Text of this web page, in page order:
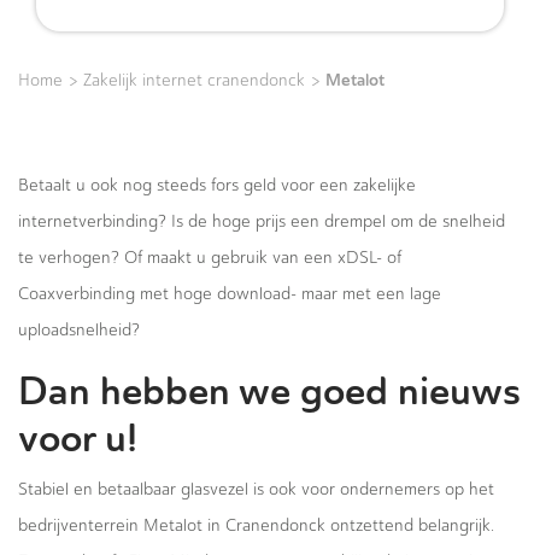
Home > Zakelijk internet cranendonck > Metalot
Betaalt u ook nog steeds fors geld voor een zakelijke
internetverbinding? Is de hoge prijs een drempel om de snelheid
te verhogen? Of maakt u gebruik van een xDSL- of
Coaxverbinding met hoge download- maar met een lage
uploadsnelheid?
Dan hebben we goed nieuws
voor u!
Stabiel en betaalbaar glasvezel is ook voor ondernemers op het
bedrijventerrein Metalot in Cranendonck ontzettend belangrijk.